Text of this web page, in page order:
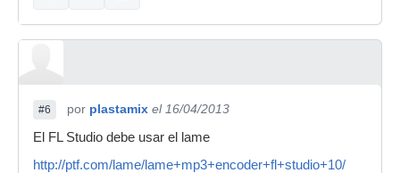
#6 por plastamix el 16/04/2013
El FL Studio debe usar el lame
http://ptf.com/lame/lame+mp3+encoder+fl+studio+10/